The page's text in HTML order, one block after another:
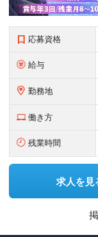
応募資格
給与
勤務地
働き方
残業時間
求人を見